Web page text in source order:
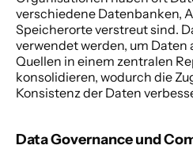
verschiedene Datenbanken,
Speicherorte verstreut sind.
verwendet werden, um Daten
Quellen in einem zentralen
konsolidieren, wodurch die
Konsistenz der Daten
Data Governance und